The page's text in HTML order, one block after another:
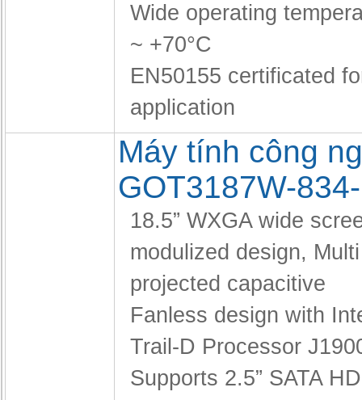
Wide operating
~ +70°C
EN50155 certificated
application
Máy tính công
GOT3187W-
18.5” WXGA wide
modulized design,
projected capacitive
Fanless design with
Trail-D Processor
Supports 2.5” SATA